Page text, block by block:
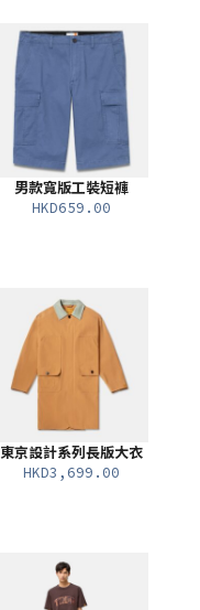
男款寬版工裝短褲
HKD659.00
東京設計系列長版大衣
HKD3,699.00